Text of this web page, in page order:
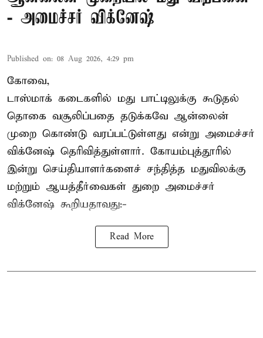
- அமைச்சர் விக்னேஷ்
Published on: 08 Aug 2026, 4:29 pm
கோவை,
டாஸ்மாக் கடைகளில் மது பாட்டிலுக்கு கூடுதல்
தொகை வசூலிப்பதை தடுக்கவே ஆன்லைன்
முறை கொண்டு வரப்பட்டுள்ளது என்று அமைச்சர்
விக்னேஷ் தெரிவித்துள்ளார். கோயம்புத்தூரில்
இன்று செய்தியாளர்களைச் சந்தித்த மதுவிலக்கு
மற்றும் ஆயத்தீர்வைகள் துறை அமைச்சர்
விக்னேஷ் கூறியதாவது:-
Read More